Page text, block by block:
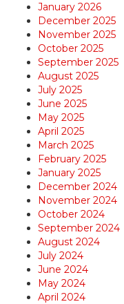
January 2026
December 2025
November 2025
October 2025
September 2025
August 2025
July 2025
June 2025
May 2025
April 2025
March 2025
February 2025
January 2025
December 2024
November 2024
October 2024
September 2024
August 2024
July 2024
June 2024
May 2024
April 2024